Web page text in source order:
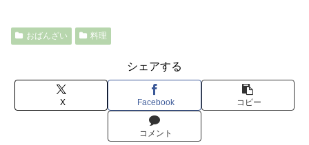
おばんざい 料理
シェアする
X Facebook コピー
コメント